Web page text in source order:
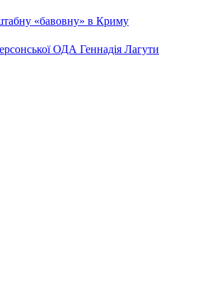
«бавовну» в Криму
ОДА Геннадія Лагути